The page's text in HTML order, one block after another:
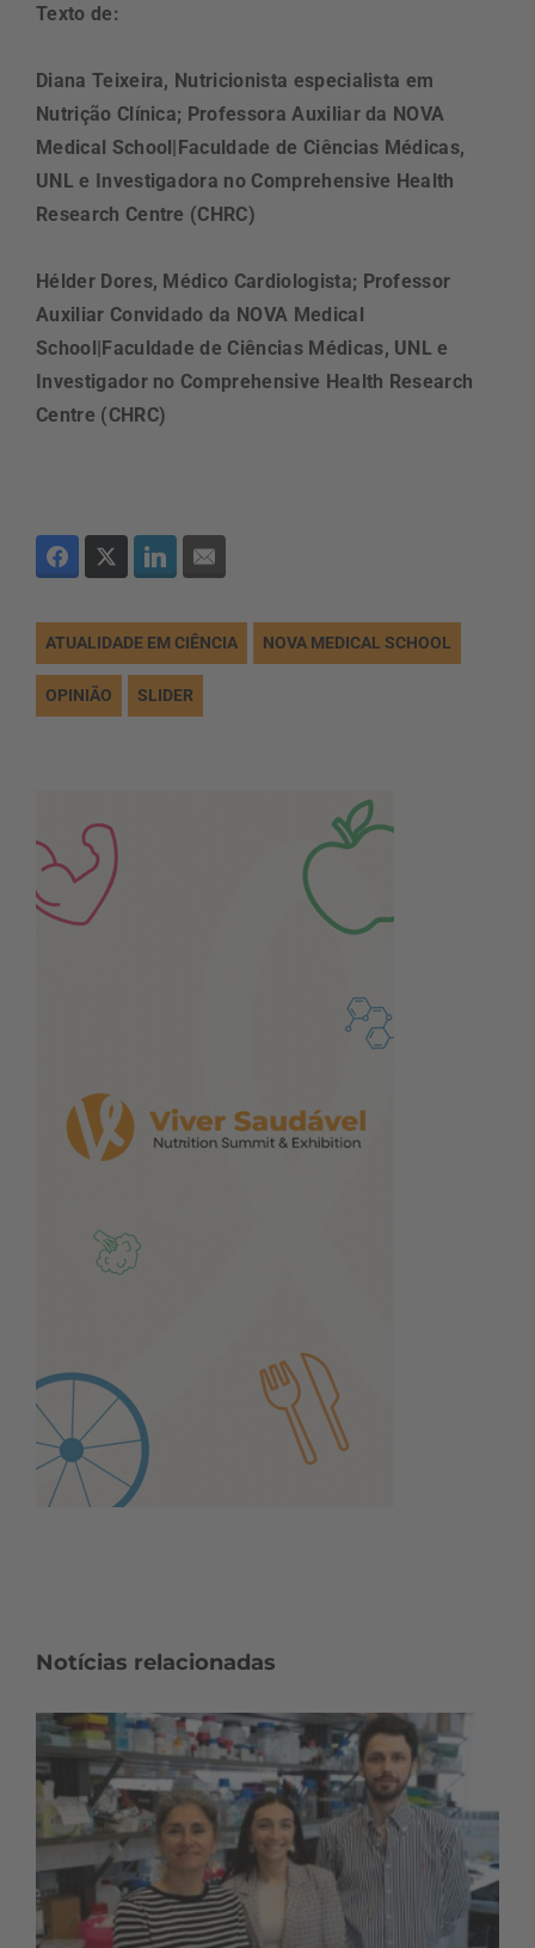
Texto de:
Diana Teixeira, Nutricionista especialista em
Nutrição Clínica; Professora Auxiliar da NOVA
Medical School|Faculdade de Ciências Médicas,
UNL e Investigadora no Comprehensive Health
Research Centre (CHRC)
Hélder Dores, Médico Cardiologista; Professor
Auxiliar Convidado da NOVA Medical
School|Faculdade de Ciências Médicas, UNL e
Investigador no Comprehensive Health Research
Centre (CHRC)
ATUALIDADE EM CIÊNCIA NOVA MEDICAL SCHOOL
OPINIÃO SLIDER
Notícias relacionadas